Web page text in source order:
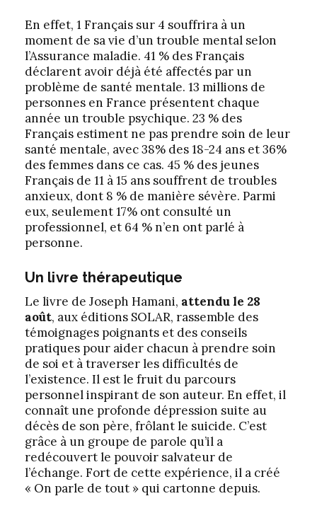
En effet, 1 Français sur 4 souffrira à un
moment de sa vie d’un trouble mental selon
l’Assurance maladie. 41 % des Français
déclarent avoir déjà été affectés par un
problème de santé mentale. 13 millions de
personnes en France présentent chaque
année un trouble psychique. 23 % des
Français estiment ne pas prendre soin de leur
santé mentale, avec 38% des 18-24 ans et 36%
des femmes dans ce cas. 45 % des jeunes
Français de 11 à 15 ans souffrent de troubles
anxieux, dont 8 % de manière sévère. Parmi
eux, seulement 17% ont consulté un
professionnel, et 64 % n’en ont parlé à
personne.
Un livre thérapeutique
Le livre de Joseph Hamani, attendu le 28
août, aux éditions SOLAR, rassemble des
témoignages poignants et des conseils
pratiques pour aider chacun à prendre soin
de soi et à traverser les difficultés de
l’existence. Il est le fruit du parcours
personnel inspirant de son auteur. En effet, il
connaît une profonde dépression suite au
décès de son père, frôlant le suicide. C’est
grâce à un groupe de parole qu’il a
redécouvert le pouvoir salvateur de
l’échange. Fort de cette expérience, il a créé
« On parle de tout » qui cartonne depuis.